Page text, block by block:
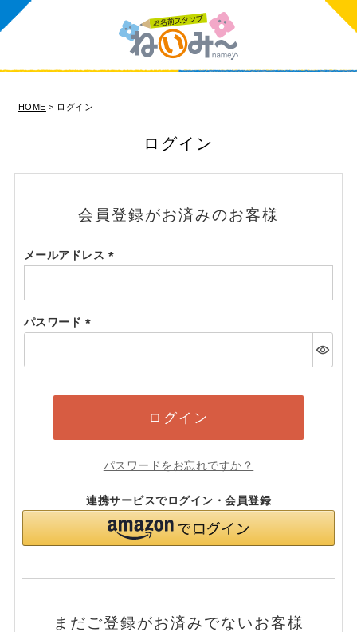
HOME ログイン
ログイン
会員登録がお済みのお客様
メールアドレス
須)
パスワード
須)
ログイン
パスワードをお忘れですか？
連携サービスでログイン・会員登録
まだご登録がお済みでないお客様